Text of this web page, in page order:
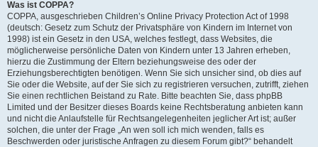
Was ist COPPA?
COPPA, ausgeschrieben Children’s Online Privacy Protection Act of 1998
(deutsch: Gesetz zum Schutz der Privatsphäre von Kindern im Internet von
1998) ist ein Gesetz in den USA, welches festlegt, dass Websites, die
möglicherweise persönliche Daten von Kindern unter 13 Jahren erheben,
hierzu die Zustimmung der Eltern beziehungsweise des oder der
Erziehungsberechtigten benötigen. Wenn Sie sich unsicher sind, ob dies auf
Sie oder die Website, auf der Sie sich zu registrieren versuchen, zutrifft, ziehen
Sie einen rechtlichen Beistand zu Rate. Bitte beachten Sie, dass phpBB
Limited und der Besitzer dieses Boards keine Rechtsberatung anbieten kann
und nicht die Anlaufstelle für Rechtsangelegenheiten jeglicher Art ist; außer
solchen, die unter der Frage „An wen soll ich mich wenden, falls es
Beschwerden oder juristische Anfragen zu diesem Forum gibt?“ behandelt